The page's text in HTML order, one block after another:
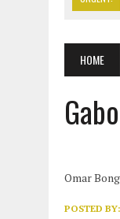
8 AOÛT
8 AOÛT
HOME
Omar
POSTED BY: